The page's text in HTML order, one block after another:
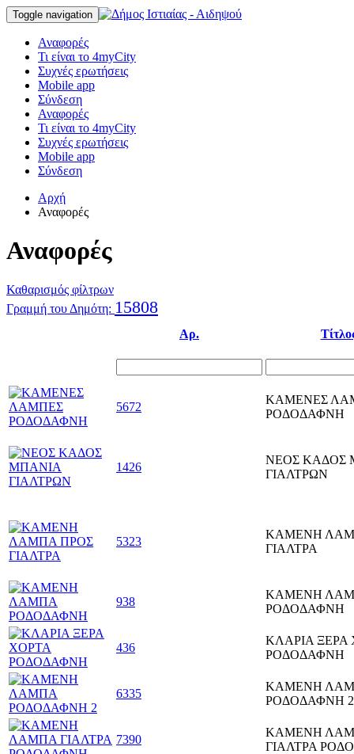
Toggle navigation
Αναφορές
Τι είναι το 4myCity
Συχνές ερωτήσεις
Mobile app
Σύνδεση
Αναφορές
Τι είναι το 4myCity
Συχνές ερωτήσεις
Mobile app
Σύνδεση
Αρχή
Αναφορές
Αναφορές
Καθαρισμός φίλτρων
Γραμμή του Δημότη: 15808
Αρ.
5672
ΚΑΜΕΝΕΣ
ΡΟΔΟΔΑΦΝΗ
1426
ΝΕΟΣ ΚΑΔΟΣ
ΓΙΑΛΤΡΩΝ
5323
ΚΑΜΕΝΗ
ΓΙΑΛΤΡΑ
938
ΚΑΜΕΝΗ
ΡΟΔΟΔΑΦΝΗ
436
ΚΛΑΡΙΑ ΞΕΡΑ
ΡΟΔΟΔΑΦΝΗ
6335
ΚΑΜΕΝΗ
ΡΟΔΟΔΑΦΝΗ 2
7390
ΚΑΜΕΝΗ
ΓΙΑΛΤΡΑ